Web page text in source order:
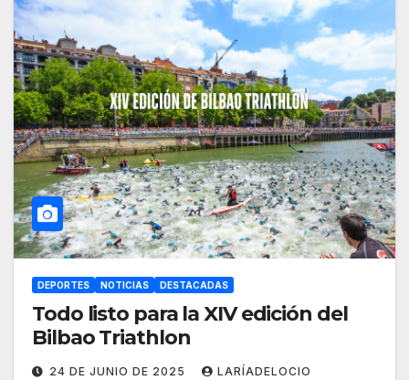
DEPORTES NOTICIAS DESTACADAS
Todo listo para la XIV edición del
Bilbao Triathlon
24 DE JUNIO DE 2025 LARÍADELOCIO